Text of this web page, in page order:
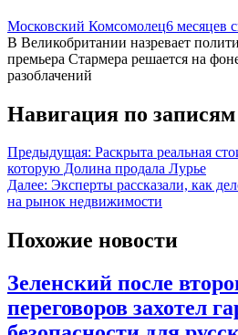
Московский Комсомолец6 месяцев
В Великобритании назревает
премьера Стармера решается на
разоблачений
Навигация по записям
Предыдущая: Раскрыта реальная
которую Долина продала Лурье
Далее: Эксперты рассказали, как
на рынок недвижимости
Похожие новости
Зеленский после
переговоров захотел